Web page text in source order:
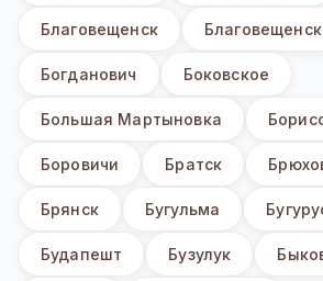
Благовещенск Благовещенск
Богданович Боковское
Большая Мартыновка
Боровичи Братск
Брянск Бугульма
Будапешт Бузулук